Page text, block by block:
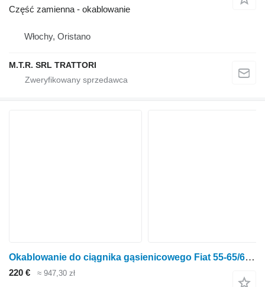
Część zamienna - okablowanie
Włochy, Oristano
M.T.R. SRL TRATTORI
Okablowanie do ciągnika gąsienicowego Fiat 55-65/60-65/70-65/80-65
220 € ≈ 947,30 zł